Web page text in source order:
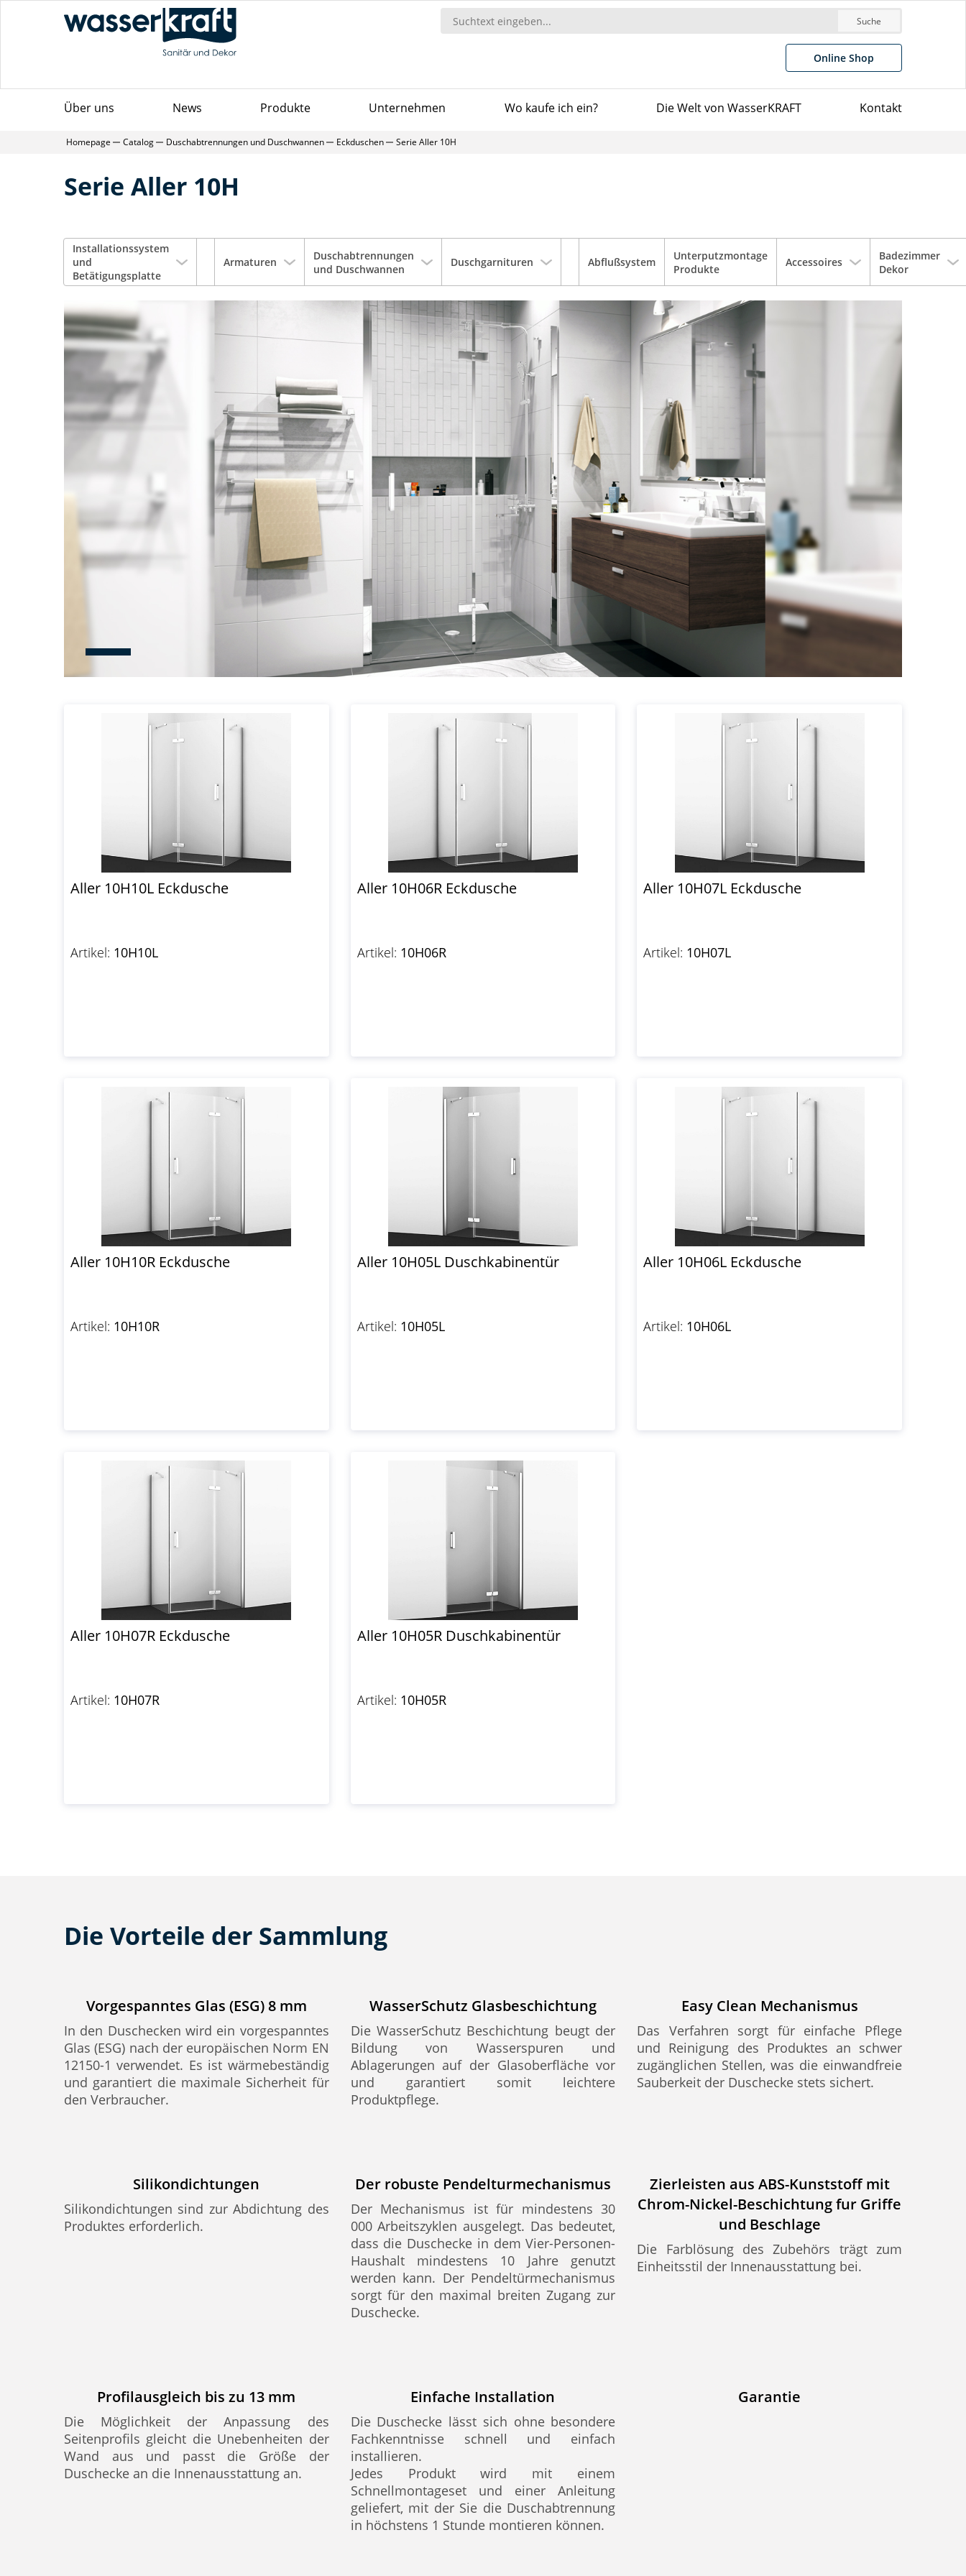
Suche
Online Shop
Über uns News Produkte Unternehmen Wo kaufe ich ein? Die Welt von WasserKRAFT Kontakt
Homepage Catalog Duschabtrennungen und Duschwannen Eckduschen Serie Aller 10H
Serie Aller 10H
Installationssystem
und
Betätigungsplatte
Armaturen
Duschabtrennungen
und Duschwannen
Duschgarnituren Abflußsystem
Unterputzmontage
Produkte
Accessoires
Badezimmer
Dekor
Aller 10H10L Eckdusche
Artikel: 10H10L
Aller 10H06R Eckdusche
Artikel: 10H06R
Aller 10H07L Eckdusche
Artikel: 10H07L
Aller 10H10R Eckdusche
Artikel: 10H10R
Aller 10H05L Duschkabinentür
Artikel: 10H05L
Aller 10H06L Eckdusche
Artikel: 10H06L
Aller 10H07R Eckdusche
Artikel: 10H07R
Aller 10H05R Duschkabinentür
Artikel: 10H05R
Die Vorteile der Sammlung
Vorgespanntes Glas (ESG) 8 mm
In den Duschecken wird ein vorgespanntes
Glas (ESG) nach der europäischen Norm EN
12150-1 verwendet. Es ist wärmebeständig
und garantiert die maximale Sicherheit für
den Verbraucher.
WasserSchutz Glasbeschichtung
Die WasserSchutz Beschichtung beugt der
Bildung von Wasserspuren und
Ablagerungen auf der Glasoberfläche vor
und garantiert somit leichtere
Produktpflege.
Easy Clean Mechanismus
Das Verfahren sorgt für einfache Pflege
und Reinigung des Produktes an schwer
zugänglichen Stellen, was die einwandfreie
Sauberkeit der Duschecke stets sichert.
Silikondichtungen
Silikondichtungen sind zur Abdichtung des
Produktes erforderlich.
Der robuste Pendelturmechanismus
Der Mechanismus ist für mindestens 30
000 Arbeitszyklen ausgelegt. Das bedeutet,
dass die Duschecke in dem Vier-Personen-
Haushalt mindestens 10 Jahre genutzt
werden kann. Der Pendeltürmechanismus
sorgt für den maximal breiten Zugang zur
Duschecke.
Zierleisten aus ABS-Kunststoff mit
Chrom-Nickel-Beschichtung fur Griffe
und Beschlage
Die Farblösung des Zubehörs trägt zum
Einheitsstil der Innenausstattung bei.
Profilausgleich bis zu 13 mm
Die Möglichkeit der Anpassung des
Seitenprofils gleicht die Unebenheiten der
Wand aus und passt die Größe der
Duschecke an die Innenausstattung an.
Einfache Installation
Die Duschecke lässt sich ohne besondere
Fachkenntnisse schnell und einfach
installieren.
Jedes Produkt wird mit einem
Schnellmontageset und einer Anleitung
geliefert, mit der Sie die Duschabtrennung
in höchstens 1 Stunde montieren können.
Garantie